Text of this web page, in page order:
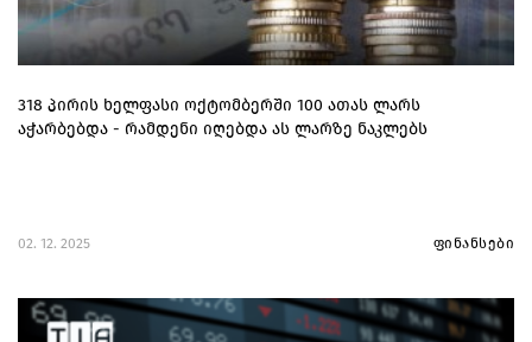
318 პირის ხელფასი ოქტომბერში 100 ათას ლარს
აჭარბებდა - რამდენი იღებდა ას ლარზე ნაკლებს
02. 12. 2025 ფინანსები